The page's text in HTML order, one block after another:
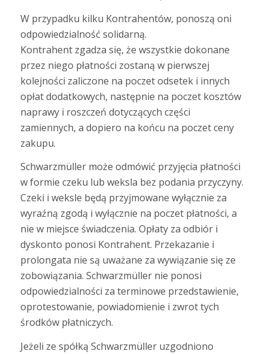
W przypadku kilku Kontrahentów, ponoszą oni
odpowiedzialność solidarną.
Kontrahent zgadza się, że wszystkie dokonane
przez niego płatności zostaną w pierwszej
kolejności zaliczone na poczet odsetek i innych
opłat dodatkowych, następnie na poczet kosztów
naprawy i roszczeń dotyczących części
zamiennych, a dopiero na końcu na poczet ceny
zakupu.
Schwarzmüller może odmówić przyjęcia płatności
w formie czeku lub weksla bez podania przyczyny.
Czeki i weksle będą przyjmowane wyłącznie za
wyraźną zgodą i wyłącznie na poczet płatności, a
nie w miejsce świadczenia. Opłaty za odbiór i
dyskonto ponosi Kontrahent. Przekazanie i
prolongata nie są uważane za wywiązanie się ze
zobowiązania. Schwarzmüller nie ponosi
odpowiedzialności za terminowe przedstawienie,
oprotestowanie, powiadomienie i zwrot tych
środków płatniczych.
Jeżeli ze spółką Schwarzmüller uzgodniono